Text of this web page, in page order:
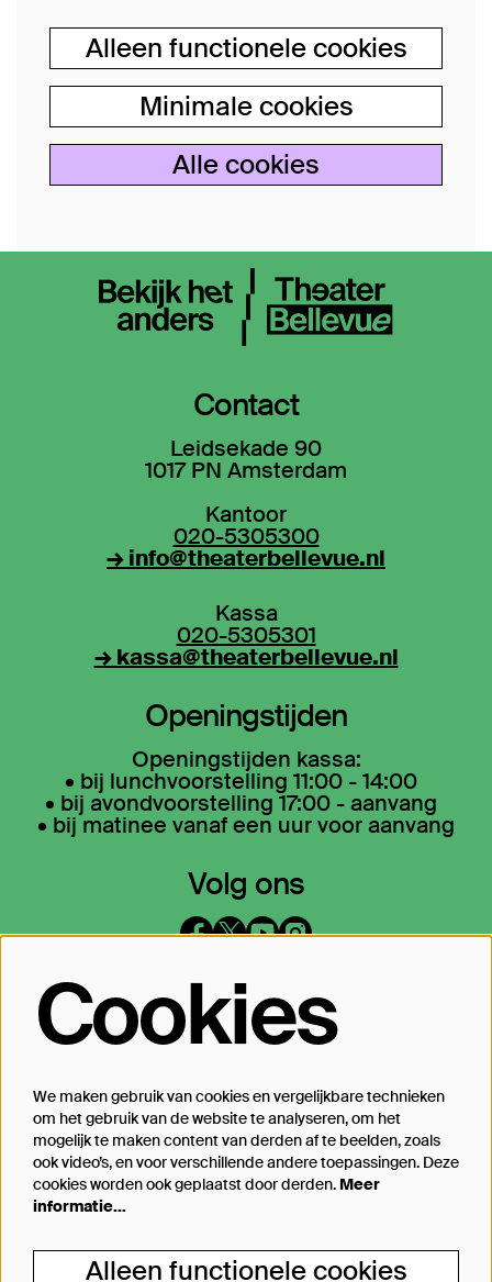
Alleen functionele cookies
Minimale cookies
Alle cookies
Contact
Leidsekade 90
1017 PN Amsterdam
Kantoor
020-5305300
→ info@theaterbellevue.nl
Kassa
020-5305301
→ kassa@theaterbellevue.nl
Openingstijden
Openingstijden kassa:
• bij lunchvoorstelling 11:00 - 14:00
• bij avondvoorstelling 17:00 - aanvang
• bij matinee vanaf een uur voor aanvang
Volg ons
Op de hoogte blijven?
Inschrijven
Steun Theater Bellevue
Cookies
We maken gebruik van cookies en vergelijkbare technieken
om het gebruik van de website te analyseren, om het
mogelijk te maken content van derden af te beelden, zoals
ook video’s, en voor verschillende andere toepassingen. Deze
cookies worden ook geplaatst door derden. Meer
informatie…
Alleen functionele cookies